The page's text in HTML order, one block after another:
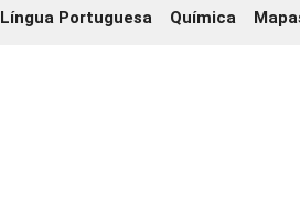
Língua Portuguesa Química